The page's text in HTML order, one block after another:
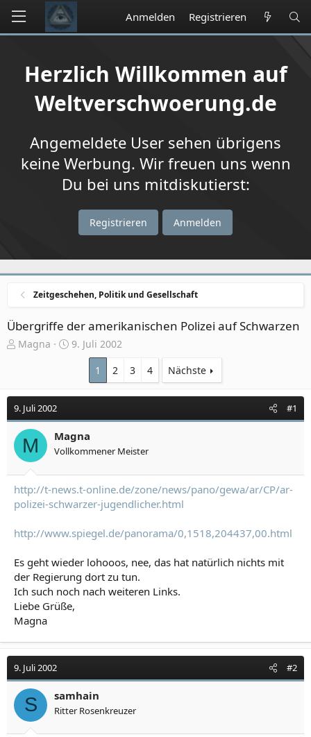
Anmelden Registrieren
Herzlich Willkommen auf
Weltverschwoerung.de
Angemeldete User sehen übrigens
keine Werbung. Wir freuen uns wenn
Du bei uns mitdiskutierst:
Registrieren Anmelden
Zeitgeschehen, Politik und Gesellschaft
Übergriffe der amerikanischen Polizei auf Schwarzen
E
e
l
l
e
Magna
E
e
l
t
a
9. Juli 2002
1
2 3 4 Nächste
9. Juli 2002 #1
M Magna
Vollkommener Meister
http://t-news.t-online.de/zone/news/pano/gewa/ar/CP/ar-
polizei-schwarzer-jugendlicher.html
http://www.spiegel.de/panorama/0,1518,204437,00.html
Es geht wieder lohooos, nee, das hat natürlich nichts mit
der Regierung dort zu tun.
Ich such noch nach weiteren Links.
Liebe Grüße,
Magna
9. Juli 2002 #2
S samhain
Ritter Rosenkreuzer